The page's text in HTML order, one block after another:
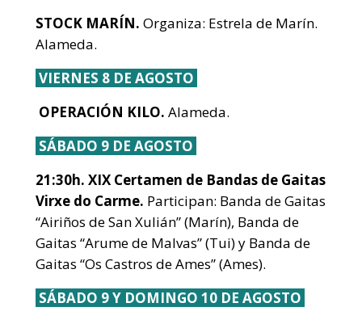
STOCK MARÍN. Organiza: Estrela de Marín.
Alameda.
VIERNES 8 DE AGOSTO
OPERACIÓN KILO. Alameda.
SÁBADO 9 DE AGOSTO
21:30h. XIX Certamen de Bandas de Gaitas
Virxe do Carme. Participan: Banda de Gaitas
“Airiños de San Xulián” (Marín), Banda de
Gaitas “Arume de Malvas” (Tui) y Banda de
Gaitas “Os Castros de Ames” (Ames).
SÁBADO 9 Y DOMINGO 10 DE AGOSTO